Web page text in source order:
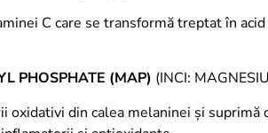
C care se transformă treptat în
PHOSPHATE (MAP) (INCI:
oxidativi din calea melaninei și